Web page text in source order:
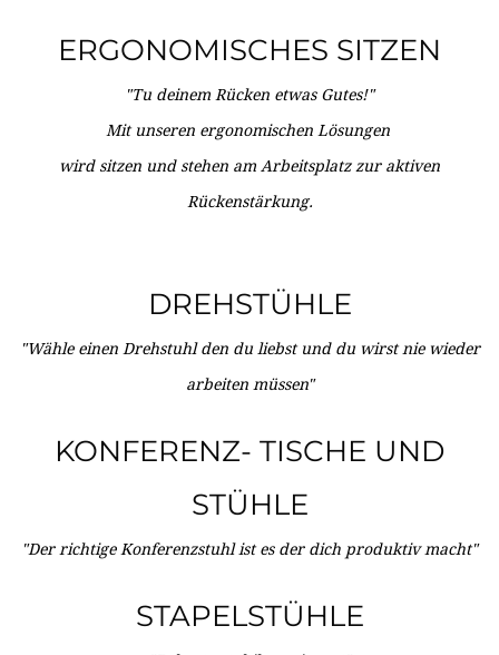
ERGONOMISCHES SITZEN
"Tu deinem Rücken etwas Gutes!"
Mit unseren ergonomischen Lösungen
wird sitzen und stehen am Arbeitsplatz zur aktiven
Rückenstärkung.
DREHSTÜHLE
"Wähle einen Drehstuhl den du liebst und du wirst nie wieder
arbeiten müssen"
KONFERENZ- TISCHE UND
STÜHLE
"Der richtige Konferenzstuhl ist es der dich produktiv macht"
STAPELSTÜHLE